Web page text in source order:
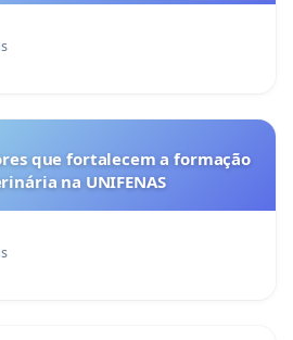
que fortalecem a formação
na UNIFENAS